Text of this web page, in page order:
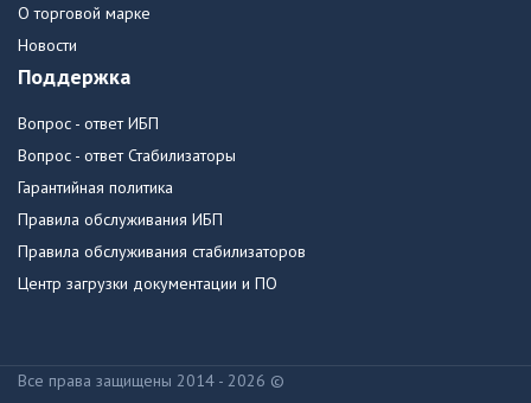
О торговой марке
Новости
Поддержка
Вопрос - ответ ИБП
Вопрос - ответ Стабилизаторы
Гарантийная политика
Правила обслуживания ИБП
Правила обслуживания стабилизаторов
Центр загрузки документации и ПО
Все права защищены 2014 - 2026 ©